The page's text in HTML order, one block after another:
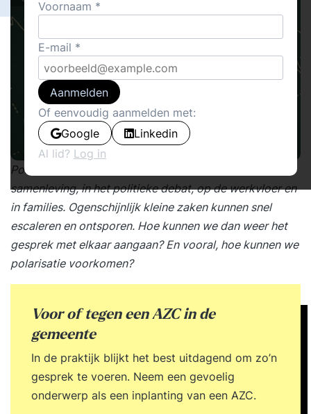
Polarisatie is overal en de posities verharden, in de
samenleving, in het politieke debat, op de werkvloer en
in families. Ogenschijnlijk kleine zaken kunnen snel
escaleren en ontsporen. Hoe kunnen we dan weer het
gesprek met elkaar aangaan? En vooral, hoe kunnen we
polarisatie voorkomen?
Voor of tegen een AZC in de
gemeente
In de praktijk blijkt het best uitdagend om zo’n
gesprek te voeren. Neem een gevoelig
onderwerp als een inplanting van een AZC.
Voornaam
E-mail
Aanmelden
Of eenvoudig aanmelden met:
Google
Linkedin
Al lid? Log in